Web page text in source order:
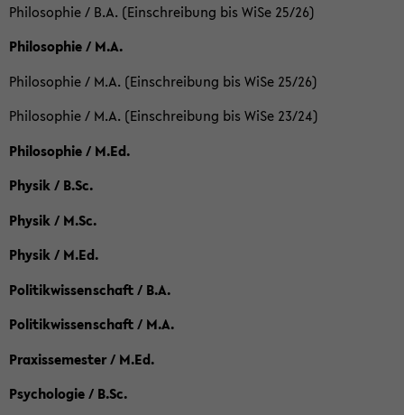
Philosophie / B.A. (Einschreibung bis WiSe 25/26)
Philosophie / M.A.
Philosophie / M.A. (Einschreibung bis WiSe 25/26)
Philosophie / M.A. (Einschreibung bis WiSe 23/24)
Philosophie / M.Ed.
Physik / B.Sc.
Physik / M.Sc.
Physik / M.Ed.
Politikwissenschaft / B.A.
Politikwissenschaft / M.A.
Praxissemester / M.Ed.
Psychologie / B.Sc.